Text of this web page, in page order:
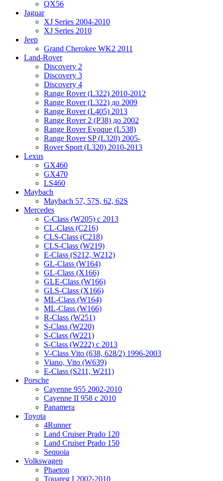
QX56
Jaguar
XJ Series 2004-2010
XJ Series 2010
Jeep
Grand Cherokee WK2 2011
Land-Rover
Discovery 2
Discovery 3
Discovery 4
Range Rover (L322) 2010-2012
Range Rover (L322) до 2009
Range Rover (L405) 2013
Range Rover 2 (P38) до 2002
Range Rover Evoque (L538)
Range Rover SP (L320) 2005-
Rover Sport (L320) 2010-2013
Lexus
GX460
GX470
LS460
Maybach
Maybach 57, 57S, 62, 62S
Mercedes
C-Class (W205) с 2013
CL-Class (C216)
CLS-Class (C218)
CLS-Class (W219)
E-Class (S212, W212)
GL-Class (W164)
GL-Class (X166)
GLE-Class (W166)
GLS-Class (X166)
ML-Class (W164)
ML-Class (W166)
R-Class (W251)
S-Class (W220)
S-Class (W221)
S-Class (W222) с 2013
V-Class Vito (638, 628/2) 1996-2003
Viano, Vito (W639)
Е-Class (S211, W211)
Porsche
Cayenne 955 2002-2010
Cayenne II 958 с 2010
Panamera
Toyota
4Runner
Land Cruiser Prado 120
Land Cruiser Prado 150
Sequoia
Volkswagen
Phaeton
Touareg I 2002-2010